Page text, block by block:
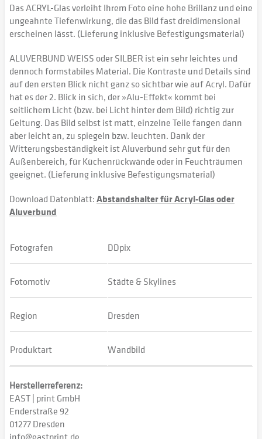
Das ACRYL-Glas verleiht Ihrem Foto eine hohe Brillanz und eine
ungeahnte Tiefenwirkung, die das Bild fast dreidimensional
erscheinen lässt. (Lieferung inklusive Befestigungsmaterial)
ALUVERBUND WEISS oder SILBER ist ein sehr leichtes und
dennoch formstabiles Material. Die Kontraste und Details sind
auf den ersten Blick nicht ganz so sichtbar wie auf Acryl. Dafür
hat es der 2. Blick in sich, der »Alu-Effekt« kommt bei
seitlichem Licht (bzw. bei Licht hinter dem Bild) richtig zur
Geltung. Das Bild selbst ist matt, einzelne Teile fangen dann
aber leicht an, zu spiegeln bzw. leuchten. Dank der
Witterungsbeständigkeit ist Aluverbund sehr gut für den
Außenbereich, für Küchenrückwände oder in Feuchträumen
geeignet. (Lieferung inklusive Befestigungsmaterial)
Download Datenblatt:Abstandshalter für Acryl-Glas oder
Aluverbund
Fotografen DDpix
Fotomotiv Städte & Skylines
Region Dresden
Produktart Wandbild
Herstellerreferenz:
EAST | print GmbH
Enderstraße 92
01277 Dresden